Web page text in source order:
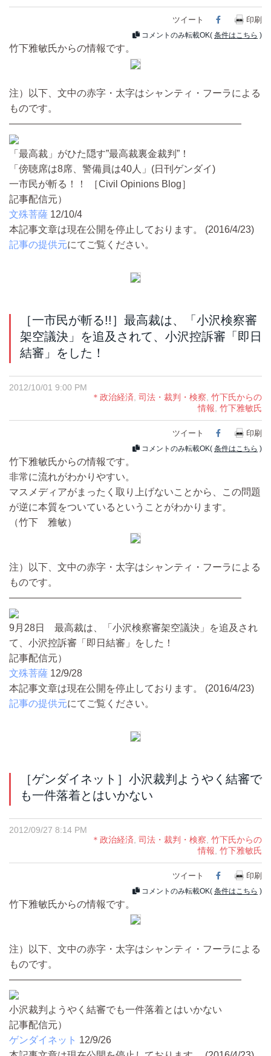
ツイート Facebook
印刷
コメントのみ転載OK( 条件はこちら )
竹下雅敏氏からの情報です。
注）以下、文中の赤字・太字はシャンティ・フーラによる
ものです。
————————————————————————
「最高裁」がひた隠す”最高裁裏金裁判”！
「傍聴席は8席、警備員は40人」(日刊ゲンダイ)
一市民が斬る！！ ［Civil Opinions Blog］
記事配信元）
文殊菩薩 12/10/4
本記事文章は現在公開を停止しております。 (2016/4/23)
記事の提供元にてご覧ください。
［一市民が斬る!!］最高裁は、「小沢検察審
架空議決」を追及されて、小沢控訴審「即日
結審」をした！
2012/10/01 9:00 PM
＊政治経済 司法・裁判・検察 竹下氏からの
情報 竹下雅敏氏
ツイート Facebook
印刷
コメントのみ転載OK( 条件はこちら )
竹下雅敏氏からの情報です。
非常に流れがわかりやすい。
マスメディアがまったく取り上げないことから、この問題
が逆に本質をついているということがわかります。
（竹下 雅敏）
注）以下、文中の赤字・太字はシャンティ・フーラによる
ものです。
————————————————————————
9月28日 最高裁は、「小沢検察審架空議決」を追及され
て、小沢控訴審「即日結審」をした！
記事配信元）
文殊菩薩 12/9/28
本記事文章は現在公開を停止しております。 (2016/4/23)
記事の提供元にてご覧ください。
［ゲンダイネット］小沢裁判ようやく結審で
も一件落着とはいかない
2012/09/27 8:14 PM
＊政治経済 司法・裁判・検察 竹下氏からの
情報 竹下雅敏氏
ツイート Facebook
印刷
コメントのみ転載OK( 条件はこちら )
竹下雅敏氏からの情報です。
注）以下、文中の赤字・太字はシャンティ・フーラによる
ものです。
————————————————————————
小沢裁判ようやく結審でも一件落着とはいかない
記事配信元）
ゲンダイネット 12/9/26